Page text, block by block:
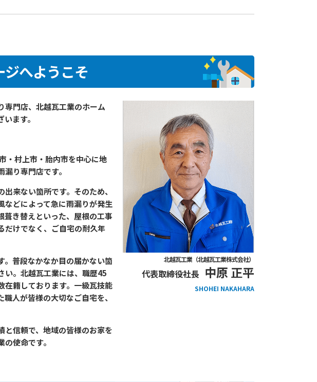
へようこそ
北越瓦工業（北越瓦工業株式会社）
代表取締役社長 中原 正平
SHOHEI NAKAHARA
専門店、北越瓦工業のホーム
ます。
・村上市・胎内市を中心に地
り専門店です。
来ない箇所です。そのため、
などによって急に雨漏りが発生
葺き替えといった、屋根の工事
だけでなく、ご自宅の耐久年
。普段なかなか目の届かない箇
い。北越瓦工業には、職歴45
在籍しております。一級瓦技能
人が皆様の大切なご自宅を、
と信頼で、地域の皆様のお家を
使命です。